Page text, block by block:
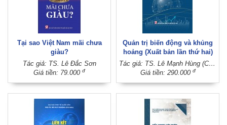
Tại sao Việt Nam mãi chưa
giàu?
Tác giả: TS. Lê Đắc Sơn
Giá tiền: 79.000 đ
Quản trị biến động và khủng
hoảng (Xuất bản lần thứ hai)
Tác giả: TS. Lê Mạnh Hùng (Chủ biên)
Giá tiền: 290.000 đ